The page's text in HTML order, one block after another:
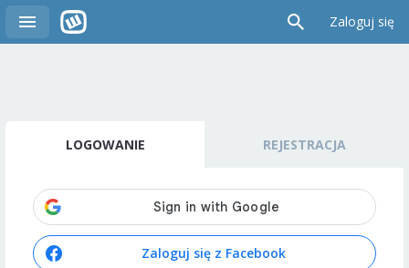
Zaloguj się
LOGOWANIE REJESTRACJA
Zaloguj się z Facebook